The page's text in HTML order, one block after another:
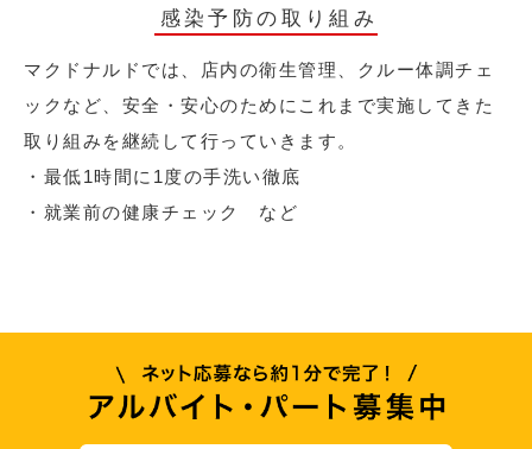
感染予防の取り組み
マクドナルドでは、店内の衛生管理、クルー体調チェ
ックなど、安全・安心のためにこれまで実施してきた
取り組みを継続して行っていきます。
・最低1時間に1度の手洗い徹底
・就業前の健康チェック など